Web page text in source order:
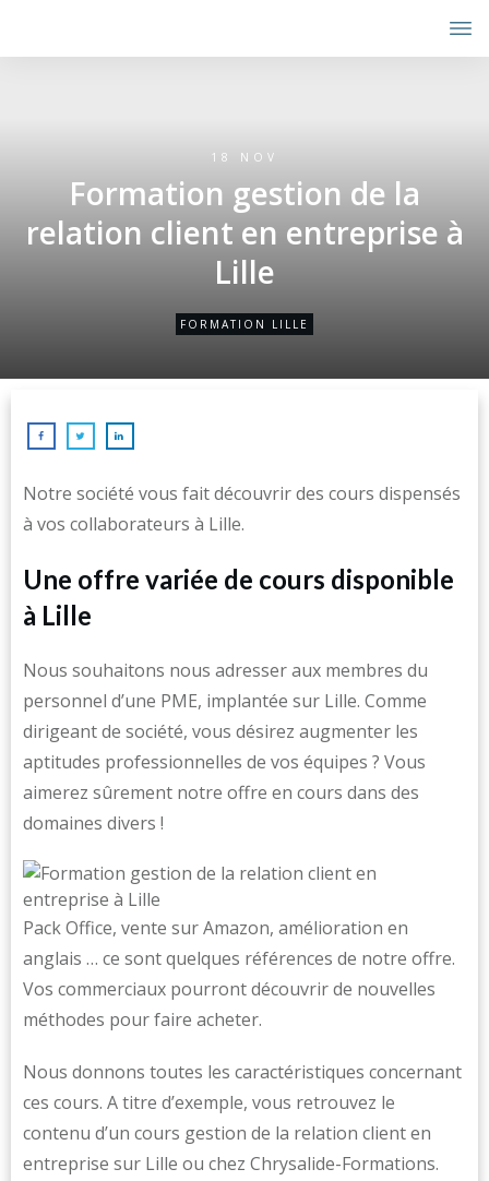
18 NOV
Formation gestion de la
relation client en entreprise à
Lille
FORMATION LILLE
Notre société vous fait découvrir des cours dispensés
à vos collaborateurs à Lille.
Une offre variée de cours disponible
à Lille
Nous souhaitons nous adresser aux membres du
personnel d’une PME, implantée sur Lille. Comme
dirigeant de société, vous désirez augmenter les
aptitudes professionnelles de vos équipes ? Vous
aimerez sûrement notre offre en cours dans des
domaines divers !
Pack Office, vente sur Amazon, amélioration en
anglais … ce sont quelques références de notre offre.
Vos commerciaux pourront découvrir de nouvelles
méthodes pour faire acheter.
Nous donnons toutes les caractéristiques concernant
ces cours. A titre d’exemple, vous retrouvez le
contenu d’un cours gestion de la relation client en
entreprise sur Lille ou chez Chrysalide-Formations.